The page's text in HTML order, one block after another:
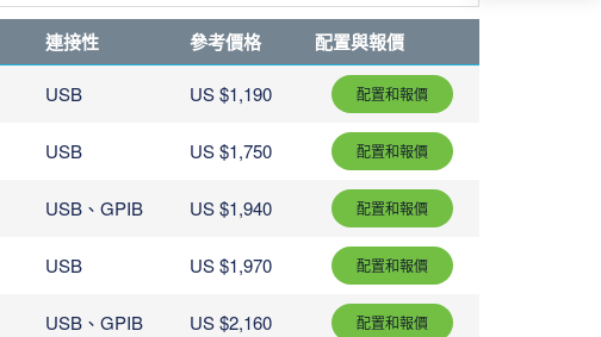
連接性 參考價格
配置與報價
USB US $1,190 配置和報價
USB US $1,750 配置和報價
USB、GPIB US $1,940 配置和報價
USB US $1,970 配置和報價
USB、GPIB US $2,160 配置和報價